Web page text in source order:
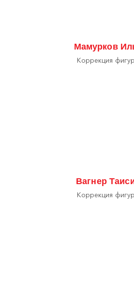
Мамурков
Коррекция
Вагнер
Коррекция